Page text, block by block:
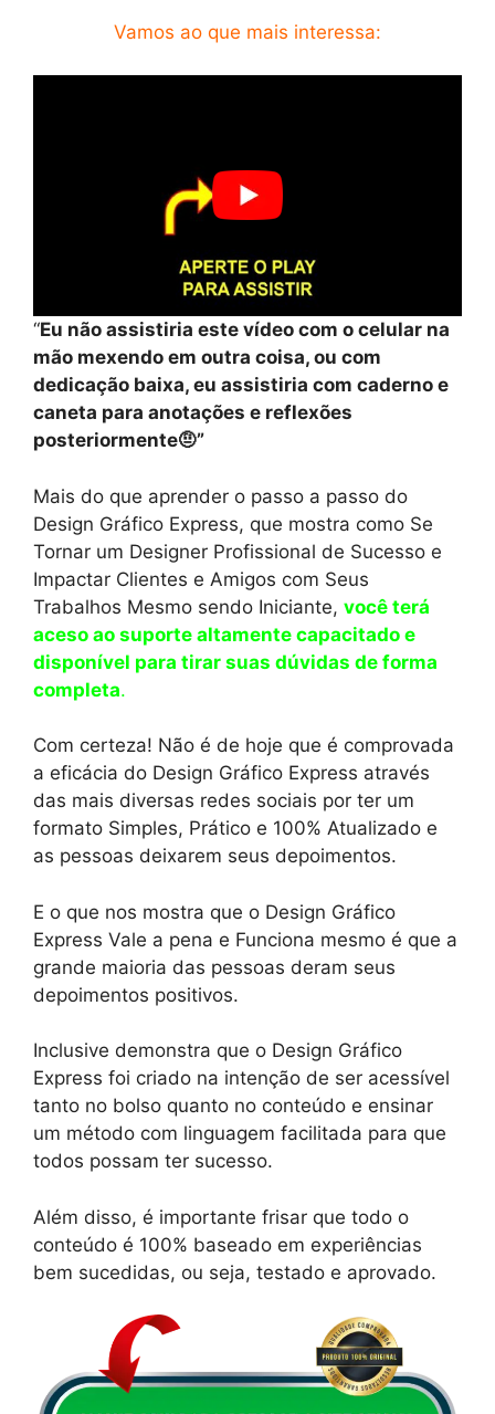
Vamos ao que mais interessa:
“Eu não assistiria este vídeo com o celular na
mão mexendo em outra coisa, ou com
dedicação baixa, eu assistiria com caderno e
caneta para anotações e reflexões
posteriormente🤨”
Mais do que aprender o passo a passo do
Design Gráfico Express, que mostra como Se
Tornar um Designer Profissional de Sucesso e
Impactar Clientes e Amigos com Seus
Trabalhos Mesmo sendo Iniciante, você terá
aceso ao suporte altamente capacitado e
disponível para tirar suas dúvidas de forma
completa.
Com certeza! Não é de hoje que é comprovada
a eficácia do Design Gráfico Express através
das mais diversas redes sociais por ter um
formato Simples, Prático e 100% Atualizado e
as pessoas deixarem seus depoimentos.
E o que nos mostra que o Design Gráfico
Express Vale a pena e Funciona mesmo é que a
grande maioria das pessoas deram seus
depoimentos positivos.
Inclusive demonstra que o Design Gráfico
Express foi criado na intenção de ser acessível
tanto no bolso quanto no conteúdo e ensinar
um método com linguagem facilitada para que
todos possam ter sucesso.
Além disso, é importante frisar que todo o
conteúdo é 100% baseado em experiências
bem sucedidas, ou seja, testado e aprovado.